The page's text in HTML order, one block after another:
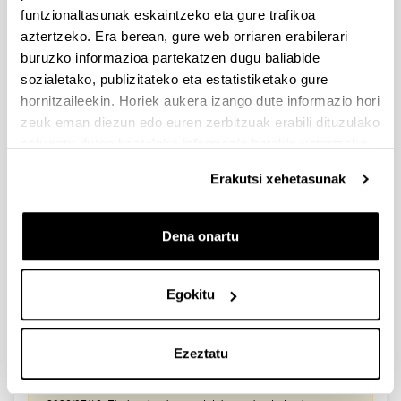
funtzionaltasunak eskaintzeko eta gure trafikoa
aztertzeko. Era berean, gure web orriaren erabilerari
buruzko informazioa partekatzen dugu baliabide
sozialetako, publizitateko eta estatistiketako gure
hornitzaileekin. Horiek aukera izango dute informazio hori
zeuk eman diezun edo euren zerbitzuak erabili dituzulako
Erakutsi xehetasunak
Dena onartu
Egokitu
Ezeztatu
2026/03/25. Onartutako eta baztertutako eskabideen behin-
behineko zerrendako akatsen zuzenketa - 2026/03/23-
Onartuak izan diren eta akatsen bat zuzendu behar duten
eskaeren behin-behineko zerrenda. Alegazioak aurkezteko
epea: 2026/03/24tik 2026/04/09rarte. (biak barne)
Zientzia, Teknologia eta Berrikuntza arloetako kultura
sustatzeko laguntzen deialdia (FECYT) 2026
Aurkezteko epea zabalik: 2026/07/01 - 2026/09/16 13:00
Dokumentazioa bidaltzeko barne-epea: bakarkako
2026/09/11
PROGRAMME 2027
IKERTZAILE DOKTOREAK UPV/EHUn KONTRATATZEKO
DEIALDIA (2026)
Izapide irekia (Eskaerak aurkezteko epea: 2026/06/03 - 2026/06/25
23:59)